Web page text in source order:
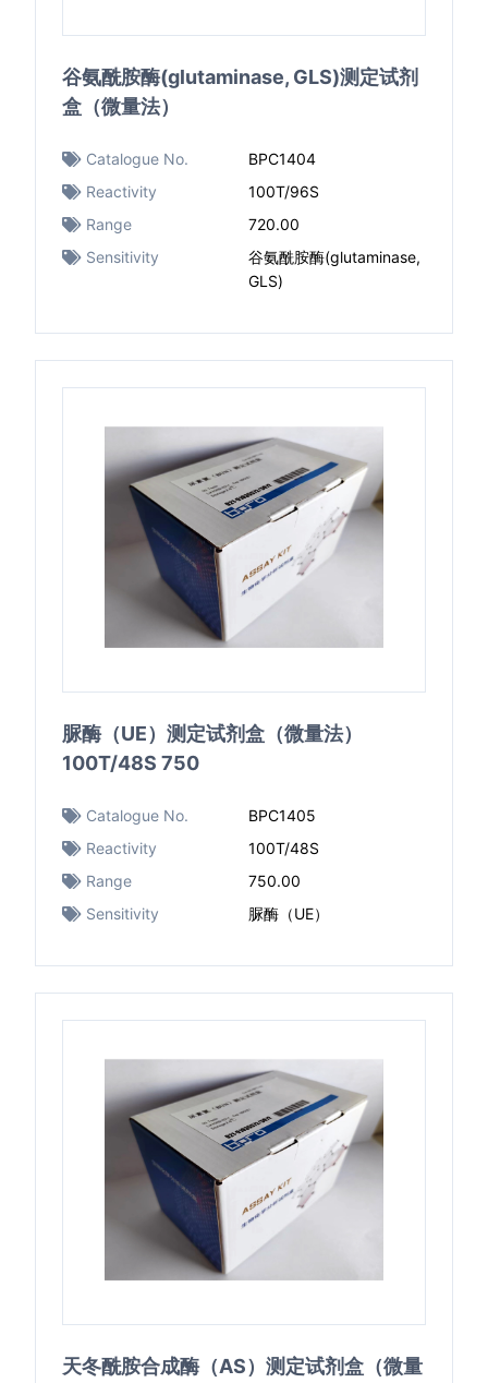
谷氨酰胺酶(glutaminase, GLS)测定试剂
盒（微量法）
Catalogue No.
BPC1404
Reactivity
100T/96S
Range
720.00
Sensitivity
谷氨酰胺酶(glutaminase,
GLS)
脲酶（UE）测定试剂盒（微量法）
100T/48S 750
Catalogue No.
BPC1405
Reactivity
100T/48S
Range
750.00
Sensitivity
脲酶（UE）
天冬酰胺合成酶（AS）测定试剂盒（微量